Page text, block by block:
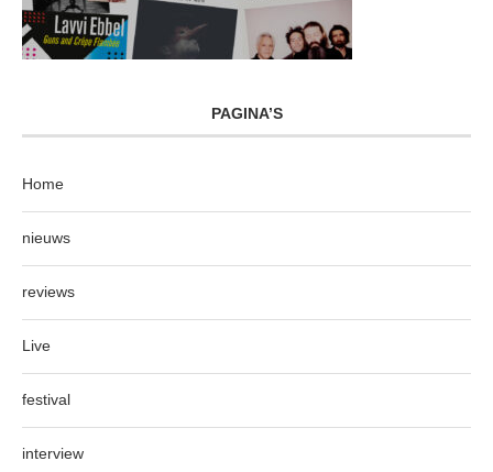
PAGINA’S
Home
nieuws
reviews
Live
festival
interview